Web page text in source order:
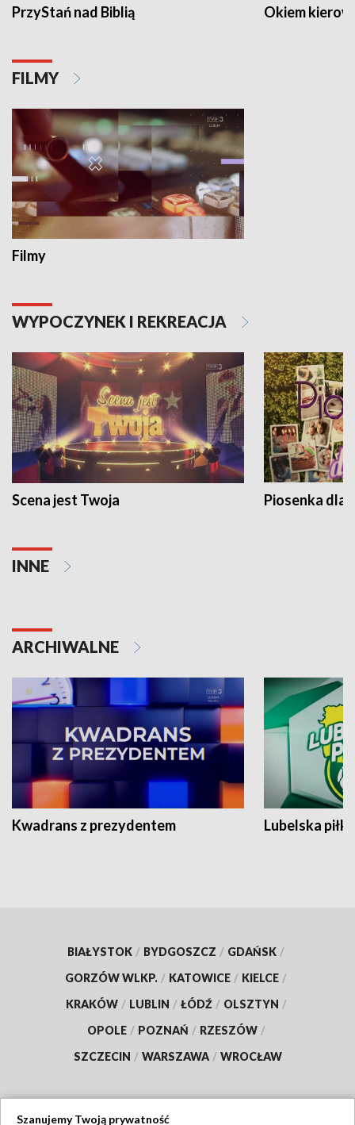
PrzyStań nad Biblią Okiem
FILMY
Filmy
WYPOCZYNEK I REKREACJA
Scena jest Twoja Piosenka dla
INNE
ARCHIWALNE
Kwadrans z prezydentem Lubelska piłka
BIAŁYSTOK / BYDGOSZCZ / GDAŃSK /
GORZÓW WLKP. / KATOWICE / KIELCE /
KRAKÓW / LUBLIN / ŁÓDŹ / OLSZTYN /
OPOLE / POZNAŃ / RZESZÓW /
SZCZECIN / WARSZAWA / WROCŁAW
Szanujemy Twoją prywatność